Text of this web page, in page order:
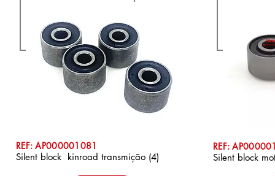
REF: AP000001081
Silent block kinroad transmição (4)
REF:
Silent block